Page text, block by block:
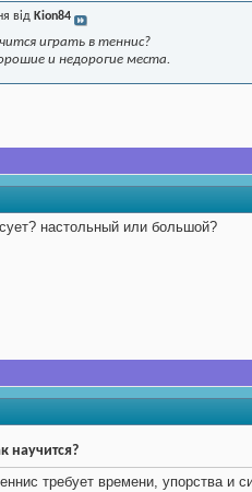
від Kion84
играть в теннис?
и недорогие места.
настольный или большой?
научится?
требует времени, упорства и